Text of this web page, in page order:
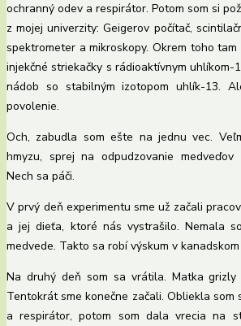
ochranný odev a respirátor. Potom som si
z mojej univerzity: Geigerov počítač,
spektrometer a mikroskopy. Okrem toho
injekčné striekačky s rádioaktívnym
nádob so stabilným izotopom uhlík-13.
povolenie.
Och, zabudla som ešte na jednu vec.
hmyzu, sprej na odpudzovanie
Nech sa páči.
V prvý deň experimentu sme už začali
a jej dieťa, ktoré nás vystrašilo. Nemala
medvede. Takto sa robí výskum v
Na druhý deň som sa vrátila. Matka
Tentokrát sme konečne začali. Obliekla
a respirátor, potom som dala vrecia na